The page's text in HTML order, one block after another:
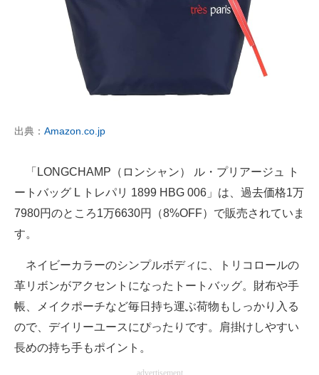
出典： Amazon.co.jp
「LONGCHAMP（ロンシャン） ル・プリアージュ ト
ートバッグ L トレパリ 1899 HBG 006」は、過去価格1万
7980円のところ1万6630円（8%OFF）で販売されていま
す。
ネイビーカラーのシンプルボディに、トリコロールの
革リボンがアクセントになったトートバッグ。財布や手
帳、メイクポーチなど毎日持ち運ぶ荷物もしっかり入る
ので、デイリーユースにぴったりです。肩掛けしやすい
長めの持ち手もポイント。